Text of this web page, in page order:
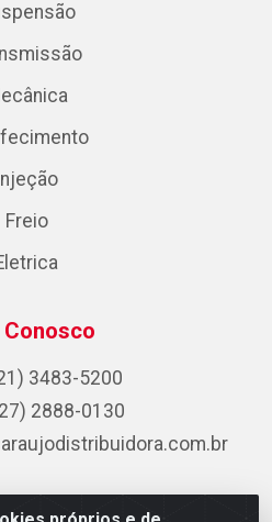
Injeção
Freio
Conosco
3483-5200
2888-0130